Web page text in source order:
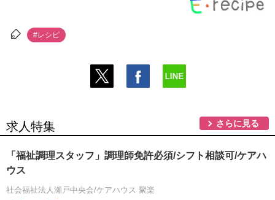
#レシピ
求人特集 さらに見る
「福祉調理スタッフ」調理師免許必須/シフト相談可/ケアハ
ウス
社会福祉法人瀬戸中央会/ケアハウス 聚楽